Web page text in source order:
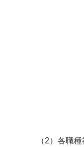
（2）各職